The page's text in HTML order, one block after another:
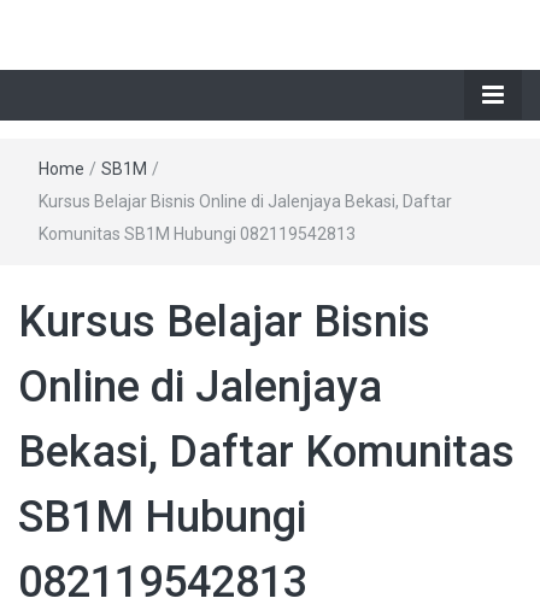
Home / SB1M /
Kursus Belajar Bisnis Online di Jalenjaya Bekasi, Daftar
Komunitas SB1M Hubungi 082119542813
Kursus Belajar Bisnis
Online di Jalenjaya
Bekasi, Daftar Komunitas
SB1M Hubungi
082119542813